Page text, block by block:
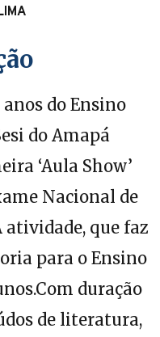
anos do Ensino
do Amapá
‘Aula Show’
Nacional de
atividade, que faz
para o Ensino
duração
de literatura,